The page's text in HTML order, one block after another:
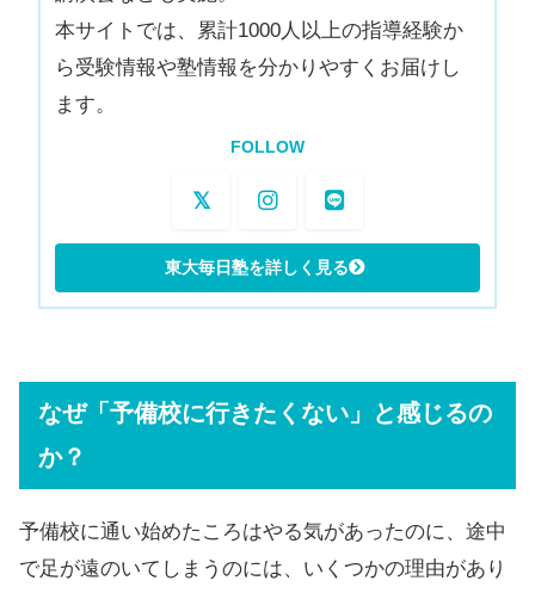
本サイトでは、累計1000人以上の指導経験か
ら受験情報や塾情報を分かりやすくお届けし
ます。
FOLLOW
なぜ「予備校に行きたくない」と感じるの
か？
予備校に通い始めたころはやる気があったのに、途中
で足が遠のいてしまうのには、いくつかの理由があり